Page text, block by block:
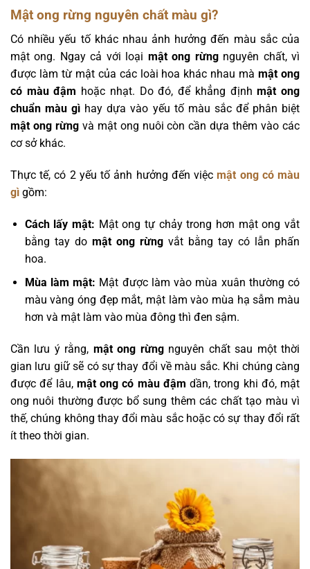
Mật ong rừng nguyên chất màu gì?
Có nhiều yếu tố khác nhau ảnh hưởng đến màu sắc của
mật ong. Ngay cả với loại mật ong rừngnguyên chất, vì
được làm từ mật của các loài hoa khác nhau màmật ong
có màu đậm hoặc nhạt. Do đó, để khẳng địnhmật ong
chuẩn màu gì hay dựa vào yếu tố màu sắc để phân biệt
mật ong rừngvà mật ong nuôi còn cần dựa thêm vào các
cơ sở khác.
Thực tế, có 2 yếu tố ảnh hưởng đến việcmật ong có màu
gì gồm:
Cách lấy mật: Mật ong tự chảy trong hơn mật ong vắt
bằng tay do mật ong rừngvắt bằng tay có lẫn phấn
hoa.
Mùa làm mật: Mật được làm vào mùa xuân thường có
màu vàng óng đẹp mắt, mật làm vào mùa hạ sẫm màu
hơn và mật làm vào mùa đông thì đen sậm.
Cần lưu ý rằng, mật ong rừngnguyên chất sau một thời
gian lưu giữ sẽ có sự thay đổi về màu sắc. Khi chúng càng
được để lâu, mật ong có màu đậm dần, trong khi đó, mật
ong nuôi thường được bổ sung thêm các chất tạo màu vì
thế, chúng không thay đổi màu sắc hoặc có sự thay đổi rất
ít theo thời gian.